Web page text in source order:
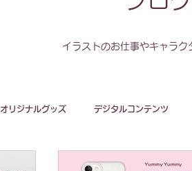
イラストのお仕事やキャラク
オリジナルグッズ デジタルコンテンツ